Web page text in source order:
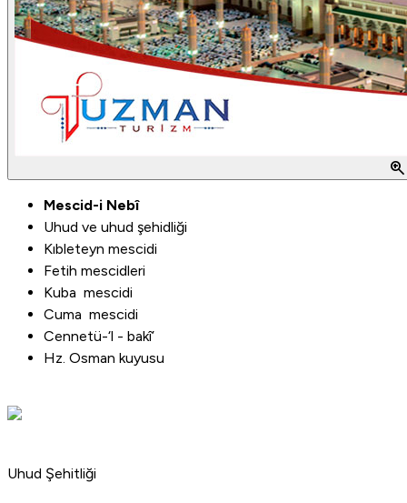
zoom_in
Mescid-i Nebî
Uhud ve uhud şehidliği
Kıbleteyn mescidi
Fetih mescidleri
Kuba mescidi
Cuma mescidi
Cennetü-‘l - bakî’
Hz. Osman kuyusu
Uhud Şehitliği